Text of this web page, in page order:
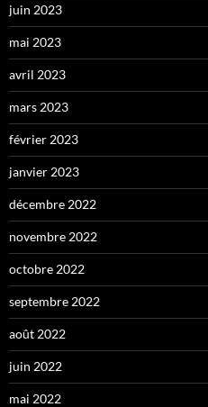
juin 2023
mai 2023
avril 2023
mars 2023
février 2023
janvier 2023
décembre 2022
novembre 2022
octobre 2022
septembre 2022
août 2022
juin 2022
mai 2022